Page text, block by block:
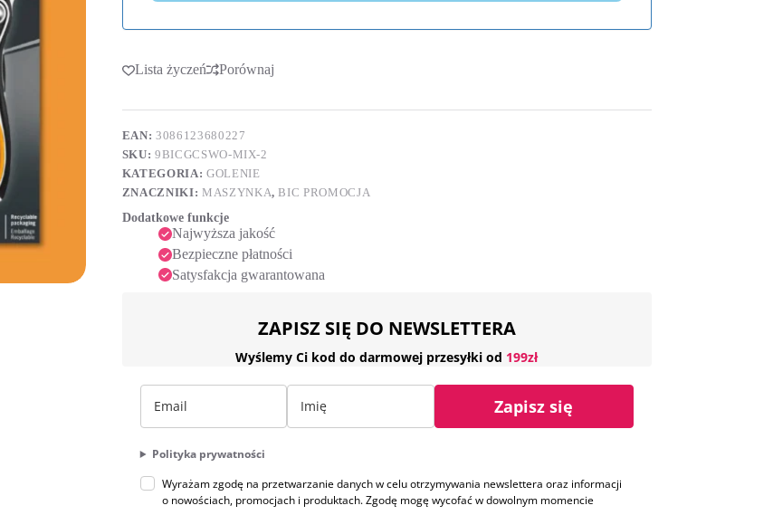
Lista życzeń Porównaj
EAN:3086123680227
SKU:9BICGCSWO-MIX-2
KATEGORIA: GOLENIE
ZNACZNIKI: MASZYNKA,BIC PROMOCJA
Dodatkowe funkcje
Najwyższa jakość
Bezpieczne płatności
Satysfakcja gwarantowana
ZAPISZ SIĘ DO NEWSLETTERA
Wyślemy Ci kod do darmowej przesyłki od 199zł
Zapisz się
Polityka prywatności
Wyrażam zgodę na przetwarzanie danych w celu otrzymywania newslettera oraz informacji
o nowościach, promocjach i produktach. Zgodę mogę wycofać w dowolnym momencie